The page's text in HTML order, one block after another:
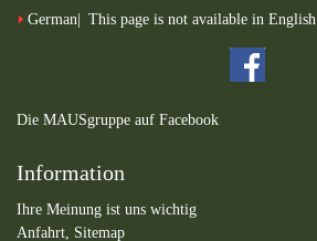
German This page is not available in English
Die MAUSgruppe auf Facebook
Information
Ihre Meinung ist uns wichtig
Anfahrt, Sitemap